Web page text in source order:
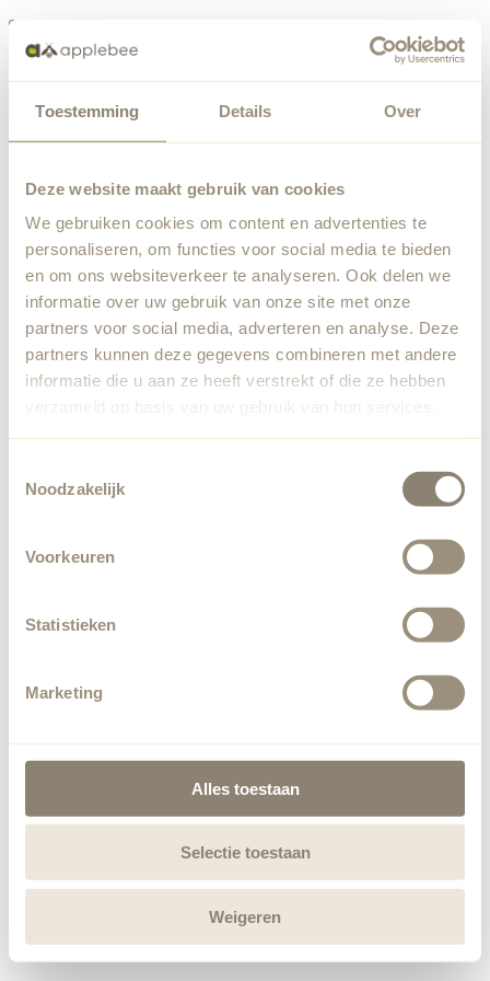
Toestemming Details Over
Deze website maakt gebruik van cookies
We gebruiken cookies om content en advertenties te
personaliseren, om functies voor social media te bieden
en om ons websiteverkeer te analyseren. Ook delen we
informatie over uw gebruik van onze site met onze
partners voor social media, adverteren en analyse. Deze
partners kunnen deze gegevens combineren met andere
informatie die u aan ze heeft verstrekt of die ze hebben
verzameld op basis van uw gebruik van hun services.
Noodzakelijk
Voorkeuren
Statistieken
Marketing
Alles toestaan
Selectie toestaan
Weigeren
Something went wrong
been notified.
Back to home